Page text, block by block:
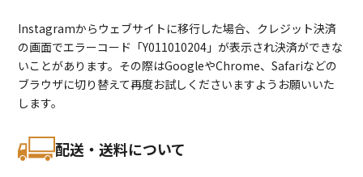
Instagramからウェブサイトに移行した場合、クレジット決済
の画面でエラーコード「Y011010204」が表示され決済ができな
いことがあります。その際はGoogleやChrome、Safariなどの
ブラウザに切り替えて再度お試しくださいますようお願いいた
します。
配送・送料について